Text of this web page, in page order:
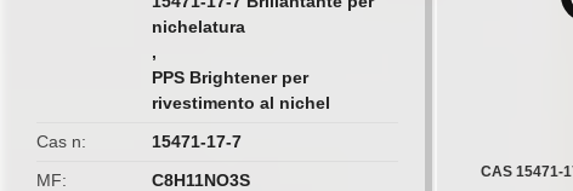
nichelatura
,
PPS Brightener per
rivestimento al nichel
Cas n
15471-17-7
MF
C8H11NO3S
CAS 15471-